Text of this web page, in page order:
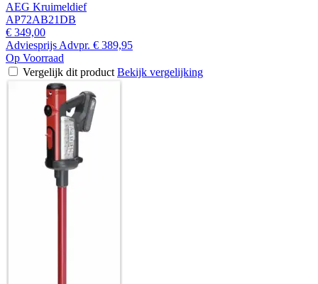
AEG Kruimeldief
AP72AB21DB
€ 349,00
Adviesprijs Advpr. € 389,95
Op Voorraad
Vergelijk dit product Bekijk vergelijking